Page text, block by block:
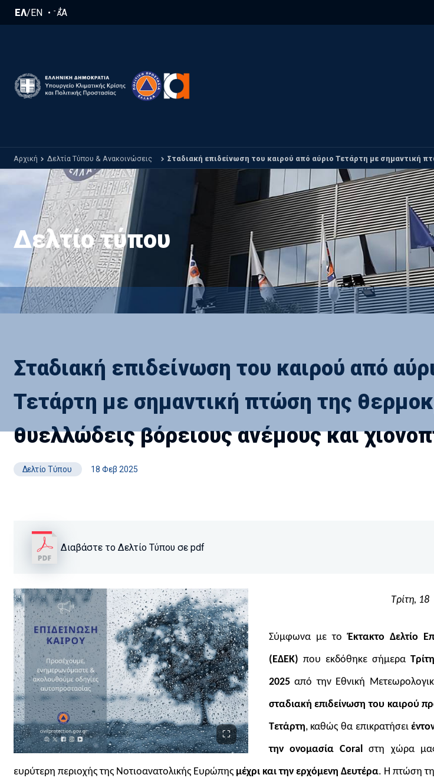
Παράκαμψη προς το κυρίως περιεχόμενο
ΕΛ/EN -A+A
Αρχική Δελτία Τύπου & Ανακοινώσεις Σταδιακή επιδείνωση του καιρού από αύριο Τετάρτη με σημαντική
Δελτίο τύπου
Σταδιακή επιδείνωση του καιρού από
Τετάρτη με σημαντική πτώση της
θυελλώδεις βόρειους ανέμους και
Δελτίο Τύπου 18 Φεβ 2025
Διαβάστε το Δελτίο Τύπου σε pdf
Τρίτη,
Σύμφωνα με τοΈκτακτο Δελτίο
(ΕΔΕΚ) που εκδόθηκε σήμερα
2025από την Εθνική
σταδιακή επιδείνωση του καιρού
Τετάρτη, καθώς θα επικρατήσει
την ονομασία Coralστη χώρα
ευρύτερη περιοχής της Νοτιοανατολικής Ευρώπης μέχρι και την ερχόμενη Δευτέρα. Η πτώση